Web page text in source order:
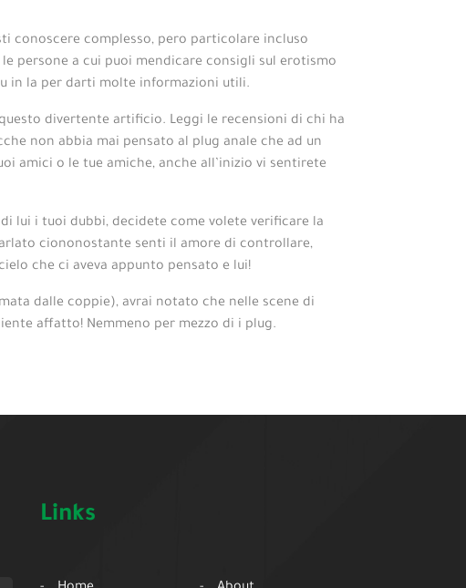
conoscere complesso, pero particolare incluso
persone a cui puoi mendicare consigli sul erotismo
in la per darti molte informazioni utili.
divertente artificio. Leggi le recensioni di chi ha
non abbia mai pensato al plug anale che ad un
amici o le tue amiche, anche all’inizio vi sentirete
lui i tuoi dubbi, decidete come volete verificare la
ciononostante senti il amore di controllare,
che ci aveva appunto pensato e lui!
dalle coppie), avrai notato che nelle scene di
affatto! Nemmeno per mezzo di i plug.
Links